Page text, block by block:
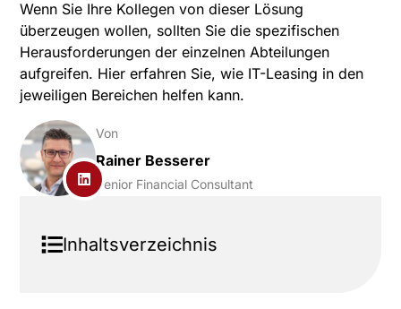
Wenn Sie Ihre Kollegen von dieser Lösung
überzeugen wollen, sollten Sie die spezifischen
Herausforderungen der einzelnen Abteilungen
aufgreifen. Hier erfahren Sie, wie IT-Leasing in den
jeweiligen Bereichen helfen kann.
Von
Rainer Besserer
Senior Financial Consultant
Inhaltsverzeichnis